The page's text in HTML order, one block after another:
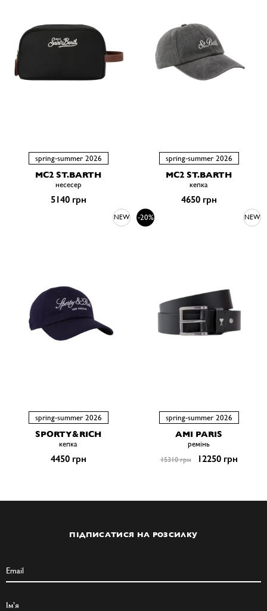
spring-summer 2026
MC2 ST.BARTH
несесер
5140 грн
spring-summer 2026
MC2 ST.BARTH
кепка
4650 грн
NEW
spring-summer 2026
SPORTY&RICH
кепка
4450 грн
-20% NEW
spring-summer 2026
AMI PARIS
ремiнь
15310 грн 12250 грн
ПІДПИСАТИСЯ НА РОЗСИЛКУ